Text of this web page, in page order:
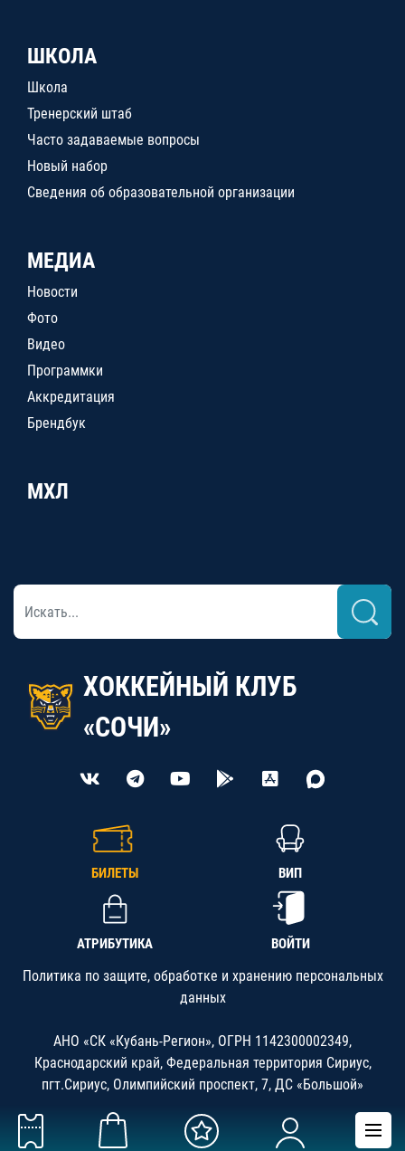
ШКОЛА
Школа
Тренерский штаб
Часто задаваемые вопросы
Новый набор
Сведения об образовательной организации
МЕДИА
Новости
Фото
Видео
Программки
Аккредитация
Брендбук
МХЛ
ХОККЕЙНЫЙ КЛУБ
«СОЧИ»
БИЛЕТЫ ВИП
АТРИБУТИКА ВОЙТИ
Политика по защите, обработке и хранению персональных
данных
АНО «СК «Кубань-Регион», ОГРН 1142300002349,
Краснодарский край, Федеральная территория Сириус,
пгт.Сириус, Олимпийский проспект, 7, ДС «Большой»